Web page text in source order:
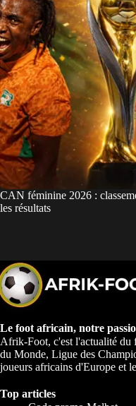
CAN féminine 2026 :
les résultats
Le foot africain, notre
Afrik-Foot, c'est l'actualité
du Monde, Ligue des
joueurs africains d'Europe et
Top articles